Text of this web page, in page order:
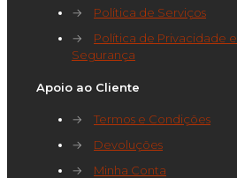
→
Política de Serviços
→
Política de Privacidade e
Segurança
Apoio ao Cliente
→
Termos e Condições
→
Devoluções
→
Minha Conta